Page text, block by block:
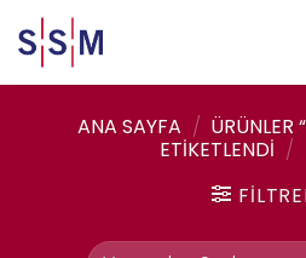
to
content
ANA SAYFA / ÜRÜNLER
ETIKETLENDI /